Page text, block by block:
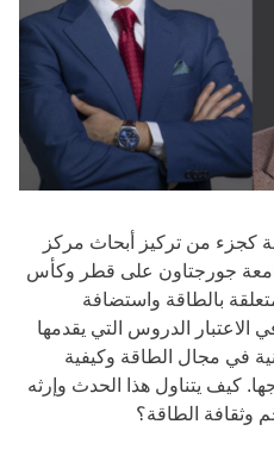
كجزء من تركيز أبحاث مركز
جورجتاون على قطر وكأس
المتعلقة بالطاقة واستضافة
الاعتبار الدروس التي يقدمها
الإنسانية في مجال الطاقة وكيفية
كيف يتناول هذا الحدث وإرثه
وثقافة الطاقة؟